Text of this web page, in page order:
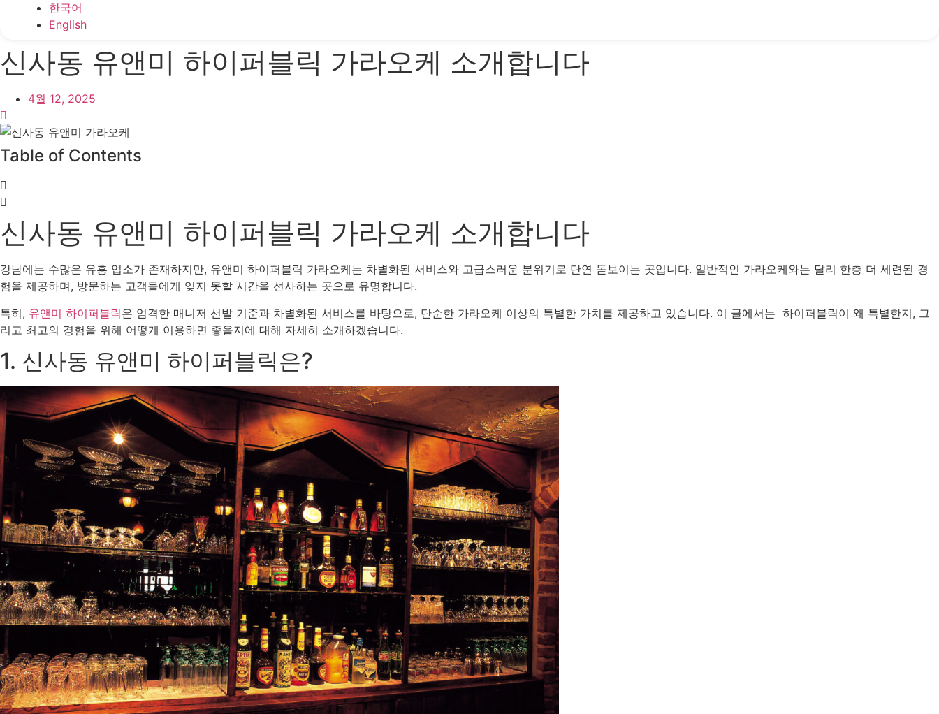
한국어
English
신사동 유앤미 하이퍼블릭 가라오케 소개합니다
4월 12, 2025
Table of Contents
신사동 유앤미 하이퍼블릭 가라오케 소개합니다
강남에는 수많은 유흥 업소가 존재하지만, 유앤미 하이퍼블릭 가라오케는 차별화된 서비스와 고급스러운 분위기로 단연 돋보이는 곳입니다. 일반적인 가라오케와는 달리 한층 더 세련된 경
험을 제공하며, 방문하는 고객들에게 잊지 못할 시간을 선사하는 곳으로 유명합니다.
특히, 유앤미 하이퍼블릭은 엄격한 매니저 선발 기준과 차별화된 서비스를 바탕으로, 단순한 가라오케 이상의 특별한 가치를 제공하고 있습니다. 이 글에서는 하이퍼블릭이 왜 특별한지, 그
리고 최고의 경험을 위해 어떻게 이용하면 좋을지에 대해 자세히 소개하겠습니다.
1. 신사동 유앤미 하이퍼블릭은?